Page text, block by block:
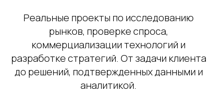
Реальные проекты по исследованию
рынков, проверке спроса,
коммерциализации технологий и
разработке стратегий. От задачи клиента
до решений, подтвержденных данными и
аналитикой.